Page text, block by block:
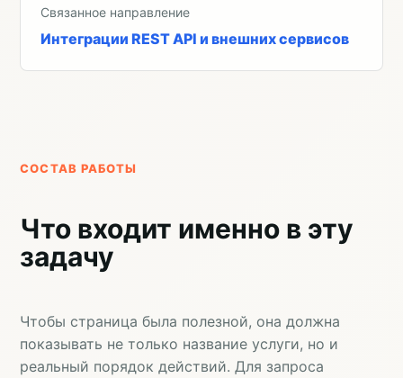
Связанное направление
Интеграции REST API и внешних сервисов
СОСТАВ РАБОТЫ
Что входит именно в эту
задачу
Чтобы страница была полезной, она должна
показывать не только название услуги, но и
реальный порядок действий. Для запроса